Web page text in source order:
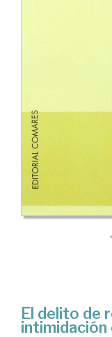
El delito de
intimidación